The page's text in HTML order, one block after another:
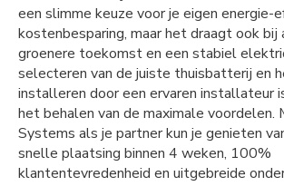
een slimme keuze voor je eigen energie-
kostenbesparing, maar het draagt ook bij
groenere toekomst en een stabiel
selecteren van de juiste thuisbatterij en
installeren door een ervaren installateur
het behalen van de maximale voordelen.
Systems als je partner kun je genieten
snelle plaatsing binnen 4 weken, 100%
klantentevredenheid en uitgebreide